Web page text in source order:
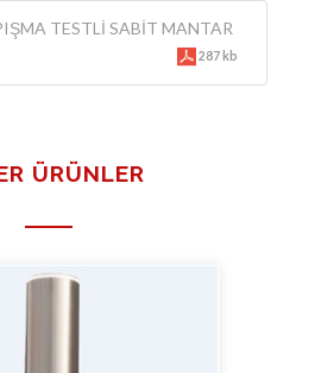
TESTLİ SABİT MANTAR
287 kb
ÜRÜNLER